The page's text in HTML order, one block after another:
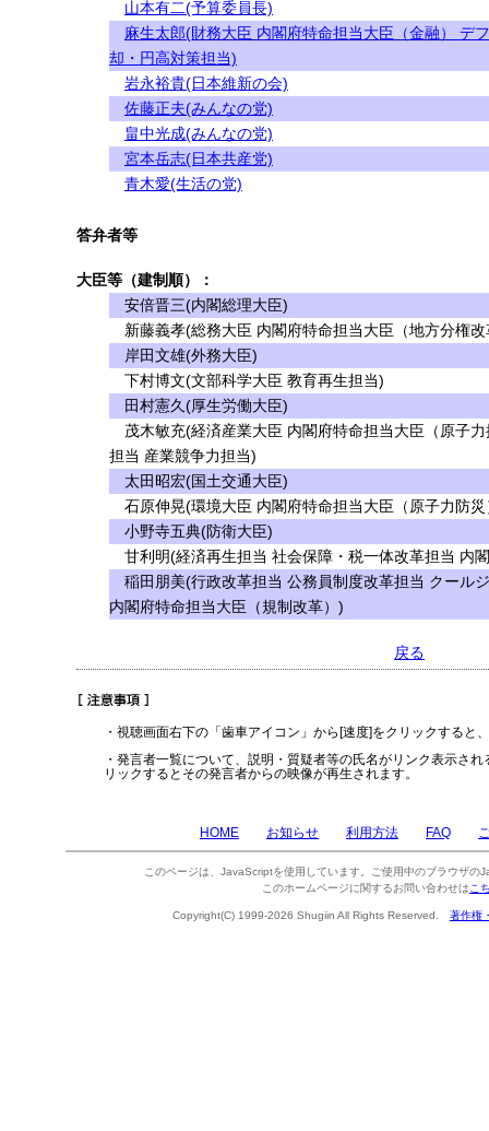
山本有二(予算委員長)
麻生太郎(財務大臣 内閣府特命担当大臣（金融） デ
却・円高対策担当)
岩永裕貴(日本維新の会)
佐藤正夫(みんなの党)
畠中光成(みんなの党)
宮本岳志(日本共産党)
青木愛(生活の党)
答弁者等
大臣等（建制順）：
安倍晋三(内閣総理大臣)
新藤義孝(総務大臣 内閣府特命担当大臣（地方分権
岸田文雄(外務大臣)
下村博文(文部科学大臣 教育再生担当)
田村憲久(厚生労働大臣)
茂木敏充(経済産業大臣 内閣府特命担当大臣（原子
担当 産業競争力担当)
太田昭宏(国土交通大臣)
石原伸晃(環境大臣 内閣府特命担当大臣（原子力防災
小野寺五典(防衛大臣)
甘利明(経済再生担当 社会保障・税一体改革担当 内
稲田朋美(行政改革担当 公務員制度改革担当 クール
内閣府特命担当大臣（規制改革）)
戻る
・視聴画面右下の「歯車アイコン」から[速度]をクリックすると
・発言者一覧について、説明・質疑者等の氏名がリンク表示さ
リックするとその発言者からの映像が再生されます。
HOME お知らせ 利用方法 FAQ
このページは、JavaScriptを使用しています。ご使用中のブラウザの
このホームページに関するお問い合わせは こ
Copyright(C) 1999-2026 Shugiin All Rights Reserved. 著作権